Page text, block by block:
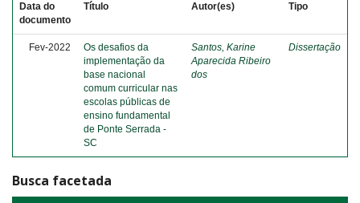
Data do
documento
Título Autor(es) Tipo
Fev-2022
Os desafios da
implementação da
base nacional
comum curricular nas
escolas públicas de
ensino fundamental
de Ponte Serrada -
SC
Santos, Karine
Aparecida Ribeiro
dos
Dissertação
Busca facetada